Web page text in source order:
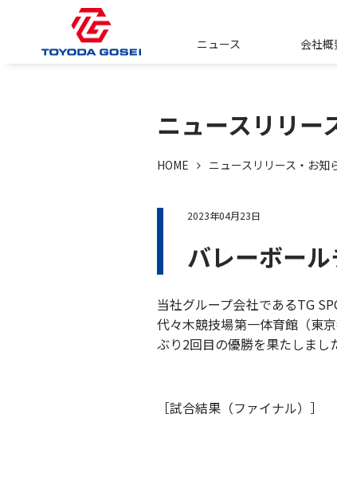
ニュース 会社概
ニュースリリー
HOME ニュースリリース・お知
2023年04月23日
バレーボー
当社グループ会社であるTG
代々木競技場第一体育館（東
ぶり2回目の優勝を果たしまし
［試合結果（ファイナル）］